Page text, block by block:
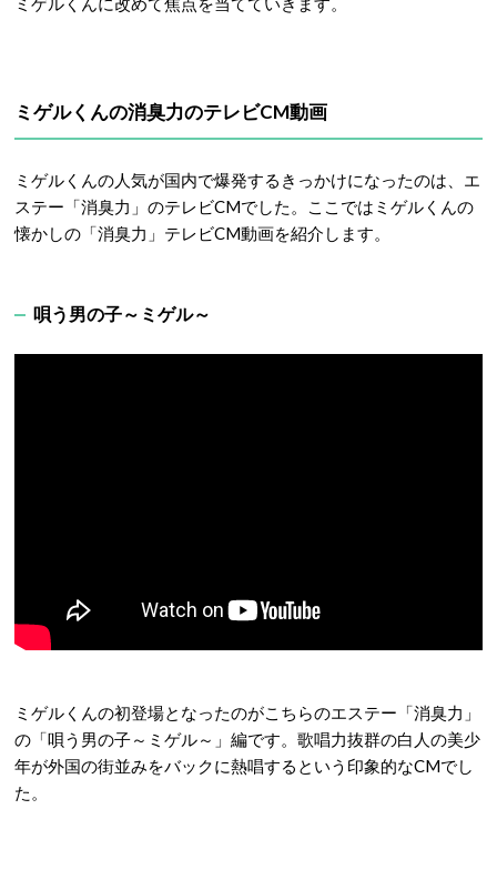
ミゲルくんの消臭力のテレビCM動画
ミゲルくんの人気が国内で爆発するきっかけになったのは、エ
ステー「消臭力」のテレビCMでした。ここではミゲルくんの
懐かしの「消臭力」テレビCM動画を紹介します。
唄う男の子～ミゲル～
ミゲルくんの初登場となったのがこちらのエステー「消臭力」
の「唄う男の子～ミゲル～」編です。歌唱力抜群の白人の美少
年が外国の街並みをバックに熱唱するという印象的なCMでし
た。